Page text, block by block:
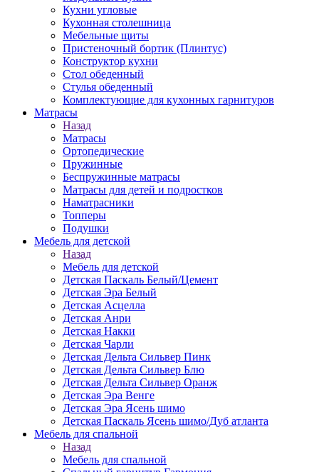
Кухни угловые
Кухонная столешница
Мебельные щиты
Пристеночный бортик (Плинтус)
Конструктор кухни
Стол обеденный
Стулья обеденный
Комплектующие для кухонных гарнитуров
Матраcы
Назад
Матраcы
Ортопедические
Пружинные
Беспружинные матрасы
Матрасы для детей и подростков
Наматрасники
Топперы
Подушки
Мебель для детской
Назад
Мебель для детской
Детская Паскаль Белый/Цемент
Детская Эра Белый
Детская Асцелла
Детская Анри
Детская Накки
Детская Чарли
Детская Дельта Сильвер Пинк
Детская Дельта Сильвер Блю
Детская Дельта Сильвер Оранж
Детская Эра Венге
Детская Эра Ясень шимо
Детская Паскаль Ясень шимо/Дуб атланта
Мебель для спальной
Назад
Мебель для спальной